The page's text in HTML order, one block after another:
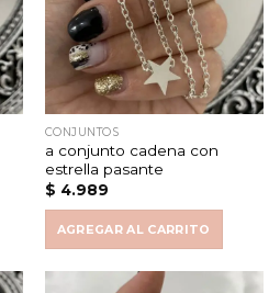
CONJUNTOS
a conjunto cadena con
estrella pasante
$ 4.989
AGREGAR AL CARRITO